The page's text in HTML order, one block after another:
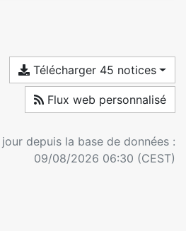
Télécharger 45 notices
Flux web personnalisé
depuis la base de données :
09/08/2026 06:30 (CEST)